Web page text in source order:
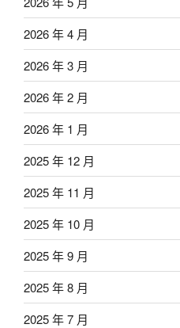
2026 年 4 月
2026 年 3 月
2026 年 2 月
2026 年 1 月
2025 年 12 月
2025 年 11 月
2025 年 10 月
2025 年 9 月
2025 年 8 月
2025 年 7 月